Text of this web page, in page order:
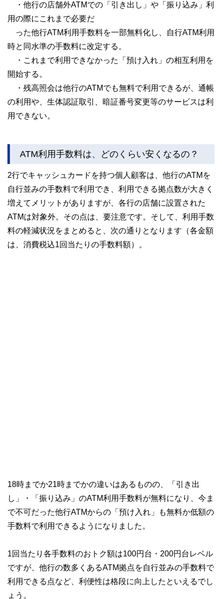
・他行の店舗外ATMでの「引き出し」や「振り込み」利
用の際にこれまで必要だ
った他行ATM利用手数料を一部無料化し、自行ATM利用
時と同水準の手数料に改定する。
・これまで利用できなかった「預け入れ」の相互利用を
開始する。
・残高照会は他行のATMでも無料で利用できるが、通帳
の利用や、生体認証取引、暗証番号変更等のサービスは利
用できない。
ATM利用手数料は、どのくらい安くなるの？
2行でキャッシュカードを持つ個人顧客は、他行のATMを
自行並みの手数料で利用でき、利用できる拠点数が大きく
増えてメリットがありますが、各行の店舗に設置された
ATMは対象外。その点は、要注意です。そして、利用手数
料の軽減状況をまとめると、次の通りとなります（各金額
は、消費税込1回当たりの手数料額）。
18時までか21時までかの違いはあるものの、「引き出
し」・「振り込み」のATM利用手数料が無料になり、今ま
で不可だった他行ATMからの「預け入れ」も無料か低額の
手数料で利用できるようになりました。
1回当たり各手数料のおトク額は100円台・200円台レベル
ですが、他行の数多くあるATM拠点を自行並みの手数料で
利用できる点など、利便性は格段に向上したといえるでし
ょう。